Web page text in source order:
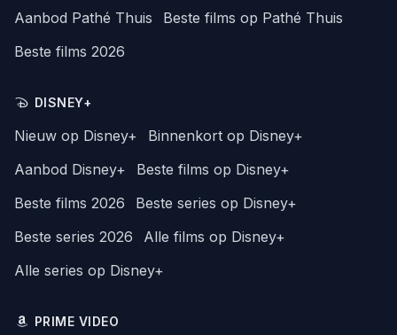
Aanbod Pathé Thuis
Beste films op Pathé Thuis
Beste films 2026
DISNEY+
Nieuw op Disney+
Binnenkort op Disney+
Aanbod Disney+
Beste films op Disney+
Beste films 2026
Beste series op Disney+
Beste series 2026
Alle films op Disney+
Alle series op Disney+
PRIME VIDEO